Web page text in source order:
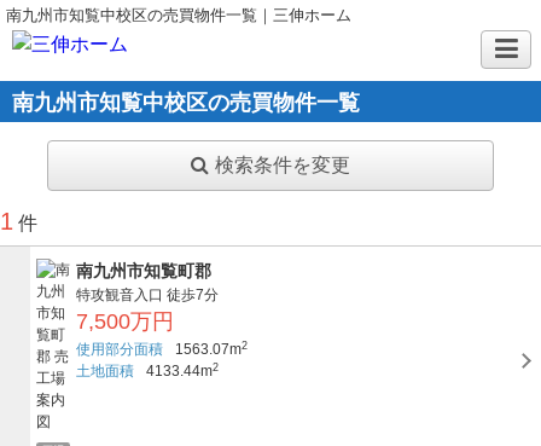
南九州市知覧中校区の売買物件一覧｜三伸ホーム
南九州市知覧中校区の売買物件一覧
検索条件を変更
1 件
南九州市知覧町郡
特攻観音入口 徒歩7分
7,500万円
使用部分面積 1563.07m2
土地面積 4133.44m2